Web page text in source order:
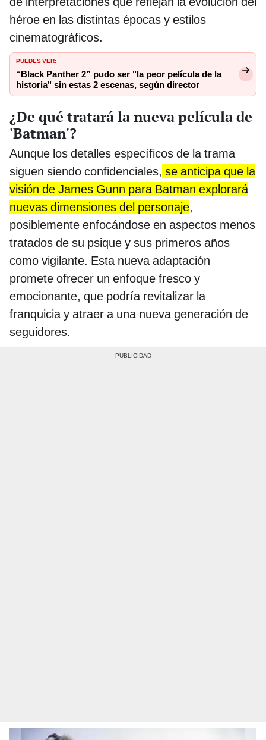
héroe en las distintas épocas y estilos
cinematográficos.
PUEDES VER:
“Black Panther 2” pudo ser "la peor película de la
historia" sin estas 2 escenas, según director
¿De qué tratará la nueva película de
'Batman'?
Aunque los detalles específicos de la trama
siguen siendo confidenciales, se anticipa que la
visión de James Gunn para Batman explorará
nuevas dimensiones del personaje,
posiblemente enfocándose en aspectos menos
tratados de su psique y sus primeros años
como vigilante. Esta nueva adaptación
promete ofrecer un enfoque fresco y
emocionante, que podría revitalizar la
franquicia y atraer a una nueva generación de
seguidores.